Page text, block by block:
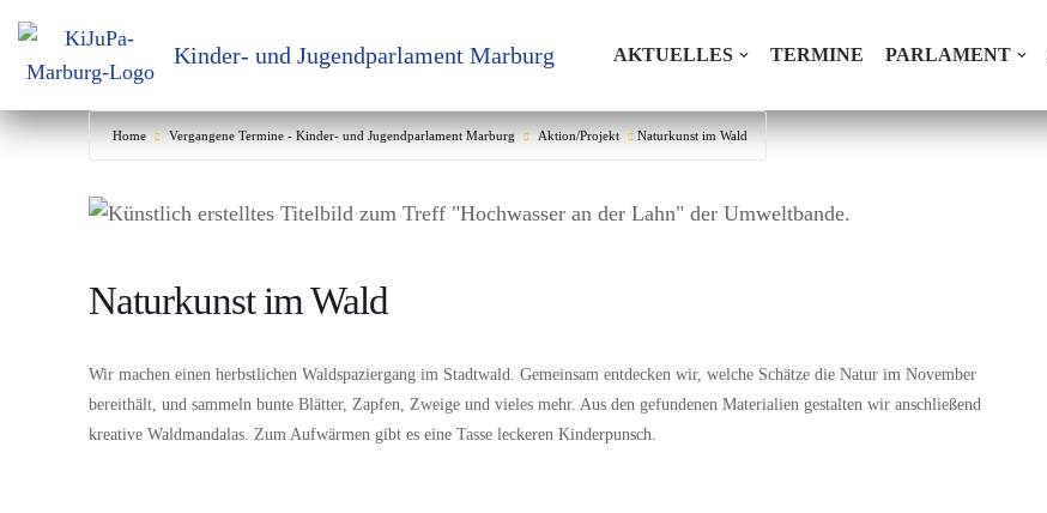
Zum
springen
Kinder- und Jugendparlament Marburg AKTUELLES TERMINE PARLAMENT
Home Vergangene Termine - Kinder- und Jugendparlament Marburg Aktion/Projekt Naturkunst im Wald
Naturkunst im Wald
Wir machen einen herbstlichen Waldspaziergang im Stadtwald. Gemeinsam entdecken wir, welche Schätze die Natur im November
bereithält, und sammeln bunte Blätter, Zapfen, Zweige und vieles mehr. Aus den gefundenen Materialien gestalten wir anschließend
kreative Waldmandalas. Zum Aufwärmen gibt es eine Tasse leckeren Kinderpunsch.